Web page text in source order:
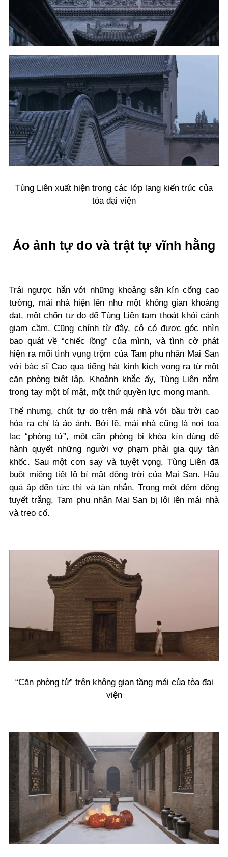
Tùng Liên xuất hiện trong các lớp lang kiến trúc của
tòa đại viện
Ảo ảnh tự do và trật tự vĩnh hằng
Trái ngược hẳn với những khoảng sân kín cổng cao
tường, mái nhà hiện lên như một không gian khoáng
đạt, một chốn tự do để Tùng Liên tạm thoát khỏi cảnh
giam cầm. Cũng chính từ đây, cô có được góc nhìn
bao quát về “chiếc lồng” của mình, và tình cờ phát
hiện ra mối tình vụng trộm của Tam phu nhân Mai San
với bác sĩ Cao qua tiếng hát kinh kịch vọng ra từ một
căn phòng biệt lập. Khoảnh khắc ấy, Tùng Liên nắm
trong tay một bí mật, một thứ quyền lực mong manh.
Thế nhưng, chút tự do trên mái nhà với bầu trời cao
hóa ra chỉ là ảo ảnh. Bởi lẽ, mái nhà cũng là nơi tọa
lạc “phòng tử”, một căn phòng bị khóa kín dùng để
hành quyết những người vợ phạm phải gia quy tàn
khốc. Sau một cơn say và tuyệt vọng, Tùng Liên đã
buột miệng tiết lộ bí mật động trời của Mai San. Hậu
quả ập đến tức thì và tàn nhẫn. Trong một đêm đông
tuyết trắng, Tam phu nhân Mai San bị lôi lên mái nhà
và treo cổ.
“Căn phòng tử” trên không gian tầng mái của tòa đại
viện